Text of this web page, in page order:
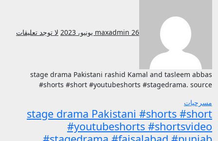
maxadmin 26 يونيو، 2023 لا توجد تعليقات
stage drama Pakistani rashid Kamal and tasleem abbas
#shorts #short #youtubeshorts #stagedrama. source
مسرحيات
stage drama Pakistani #shorts #short
#youtubeshorts #shortsvideo